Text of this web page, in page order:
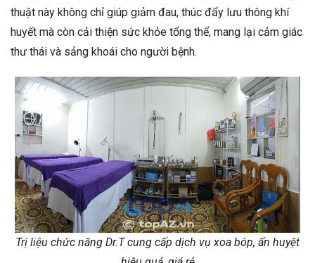
thuật này không chỉ giúp giảm đau, thúc đẩy lưu thông khí
huyết mà còn cải thiện sức khỏe tổng thể, mang lại cảm giác
thư thái và sảng khoái cho người bệnh.
Trị liệu chức năng Dr.T cung cấp dịch vụ xoa bóp, ấn huyệt